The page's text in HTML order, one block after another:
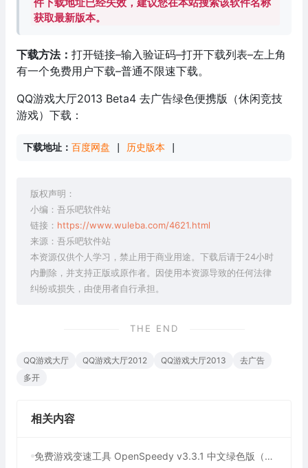
件下载地址已经失效，建议您在本站搜索该软件名称
获取最新版本。
下载方法： 打开链接–输入验证码–打开下载列表–左上角
有一个免费用户下载–普通不限速下载。
QQ游戏大厅2013 Beta4 去广告绿色便携版（休闲竞技
游戏）下载：
下载地址： 百度网盘 历史版本
版权声明：
小编：吾乐吧软件站
链接： https://www.wuleba.com/4621.html
来源：吾乐吧软件站
本资源仅供个人学习，禁止用于商业用途。下载后请于24小时
内删除，并支持正版或原作者。因使用本资源导致的任何法律
纠纷或损失，由使用者自行承担。
THE END
QQ游戏大厅 QQ游戏大厅2012 QQ游戏大厅2013
去广告
多开
相关内容
免费游戏变速工具 OpenSpeedy v3.3.1 中文绿色版（所有应用速度加速100倍，支持部分网盘下载加速）